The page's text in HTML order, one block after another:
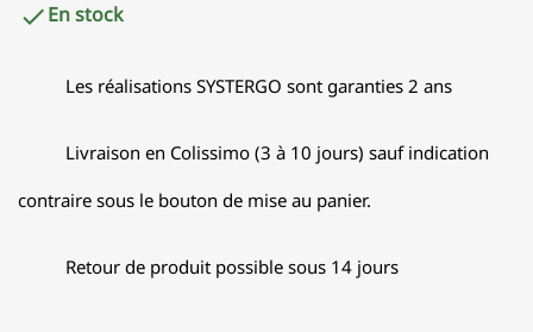
En stock
Les réalisations SYSTERGO sont garanties 2 ans
Livraison en Colissimo (3 à 10 jours) sauf indication
contraire sous le bouton de mise au panier.
Retour de produit possible sous 14 jours